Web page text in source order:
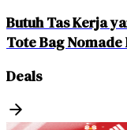
Butuh Tas Kerja
Tote Bag
Deals